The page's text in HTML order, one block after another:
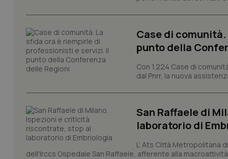
Case di
punto della
Con 1.224 Case di
dal Pnrr, la nuova
San Raffaele di
laboratorio di
L’ Ats Città Metropolitana
dell'Irccs Ospedale San Raffaele, afferente alla
tracking-sites-
tracking-sites-
session-id
_ga
PHPSESSID